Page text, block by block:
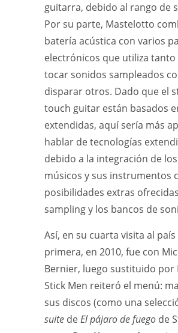
guitarra, debido al rango de
Por su parte, Mastelotto
batería acústica con varios
electrónicos que utiliza tanto
tocar sonidos sampleados
disparar otros. Dado que el
touch guitar están basados
extendidas, aquí sería más
hablar de tecnologías
debido a la integración de
músicos y sus instrumentos
posibilidades extras
sampling y los bancos de
Así, en su cuarta visita al
primera, en 2010, fue con
Bernier, luego sustituido
Stick Men reiteró el menú:
sus discos (como una
suite deEl pájaro de fuego de